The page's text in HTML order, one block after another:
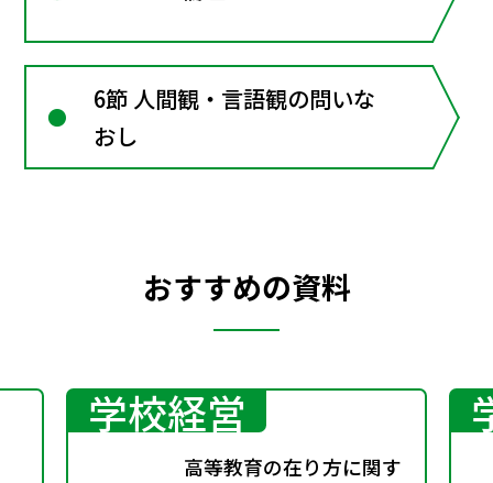
6節 人間観・言語観の問いな
おし
おすすめの資料
学校経営
高等教育の在り方に関す